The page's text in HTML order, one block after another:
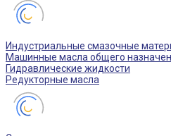
Индустриальные смазочные
Машинные масла общего
Гидравлические жидкости
Редукторные масла